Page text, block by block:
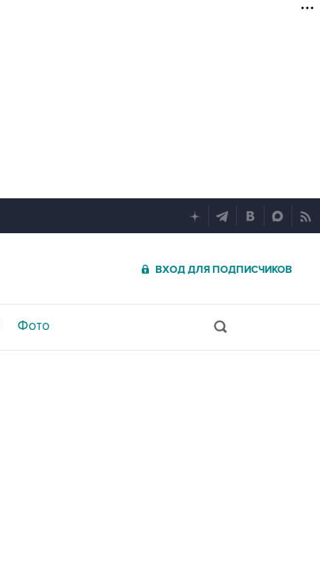
ВХОД ДЛЯ ПОДПИСЧИКОВ
Фото